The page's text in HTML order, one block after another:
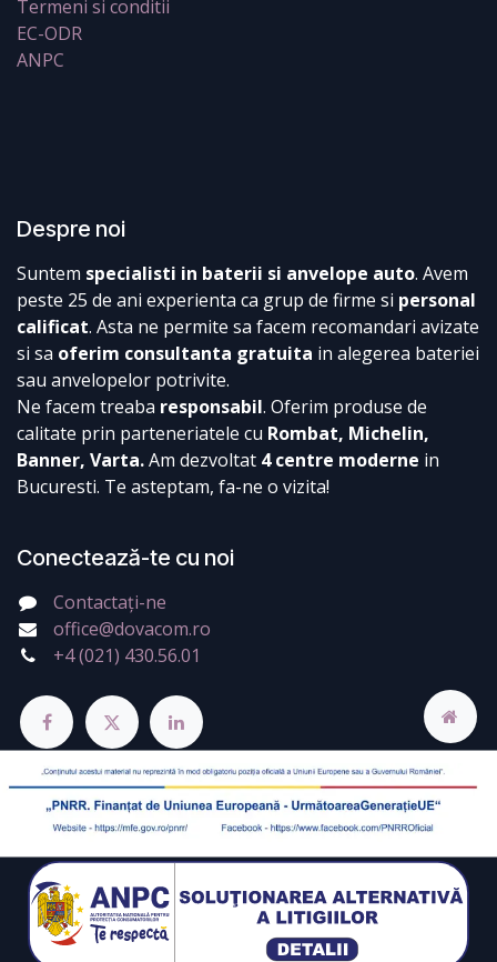
Termeni si conditii
EC-ODR
ANPC
Despre noi
Suntem specialisti in baterii si anvelope auto. Avem
peste 25 de ani experienta ca grup de firme si personal
calificat. Asta ne permite sa facem recomandari avizate
si sa oferim consultanta gratuita in alegerea bateriei
sau anvelopelor potrivite.
Ne facem treaba responsabil. Oferim produse de
calitate prin parteneriatele cu Rombat, Michelin,
Banner, Varta.Am dezvoltat 4 centre moderne in
Bucuresti. Te asteptam, fa-ne o vizita!
Conectează-te cu noi
Contactați-ne
office@dovacom.ro
+4 (021) 430.56.01